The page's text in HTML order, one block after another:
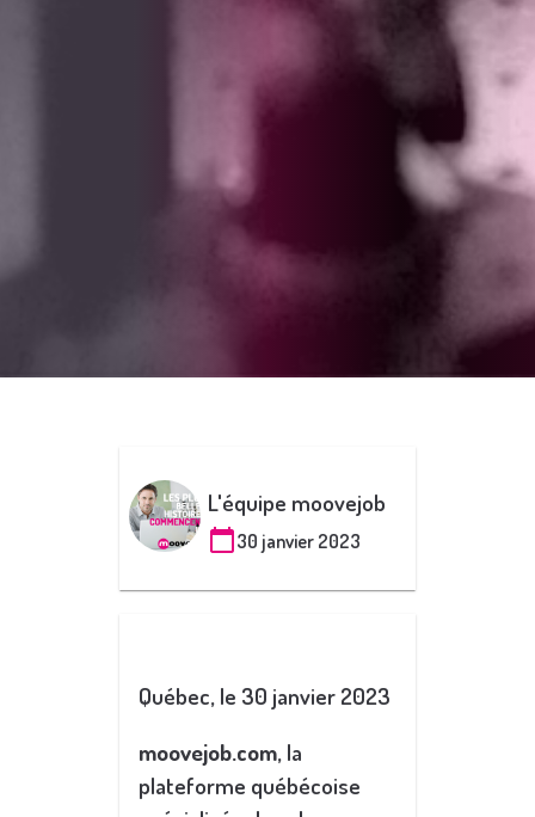
L'équipe moovejob
30 janvier 2023
Québec, le 30 janvier 2023
moovejob.com, la
plateforme québécoise